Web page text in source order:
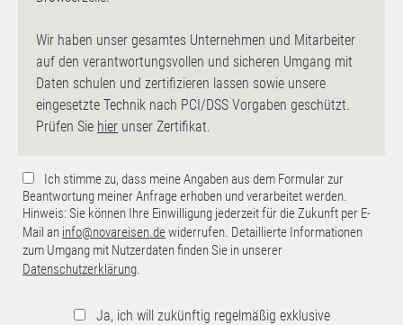
Wir haben unser gesamtes Unternehmen und Mitarbeiter
auf den verantwortungsvollen und sicheren Umgang mit
Daten schulen und zertifizieren lassen sowie unsere
eingesetzte Technik nach PCI/DSS Vorgaben geschützt.
Prüfen Sie hier unser Zertifikat.
Ich stimme zu, dass meine Angaben aus dem Formular zur
Beantwortung meiner Anfrage erhoben und verarbeitet werden.
Hinweis: Sie können Ihre Einwilligung jederzeit für die Zukunft per E-
Mail an info@novareisen.dewiderrufen. Detaillierte Informationen
zum Umgang mit Nutzerdaten finden Sie in unserer
Datenschutzerklärung.
Ja, ich will zukünftig regelmäßig exklusive